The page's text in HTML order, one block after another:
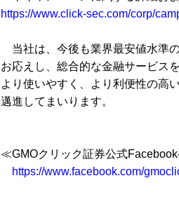
https://www.click-sec.com/corp/
当社は、今後も業界最安値水準
お応えし、総合的な金融サービス
より使いやすく、より利便性の高
邁進してまいります。
≪GMOクリック証券公式
https://www.facebook.com/